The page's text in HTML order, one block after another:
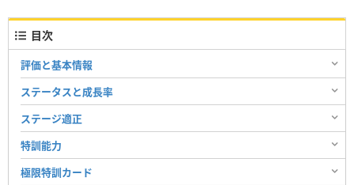
目次
評価と基本情報
ステータスと成長率
ステージ適正
特訓能力
極限特訓カード